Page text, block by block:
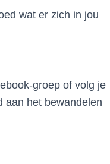
wat er zich in jou
groep of volg je
aan het bewandelen